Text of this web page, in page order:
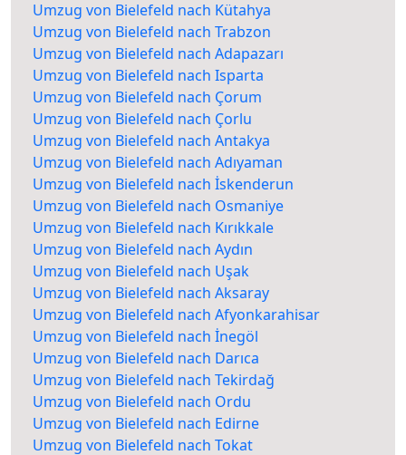
Umzug von Bielefeld nach Kütahya
Umzug von Bielefeld nach Trabzon
Umzug von Bielefeld nach Adapazarı
Umzug von Bielefeld nach Isparta
Umzug von Bielefeld nach Çorum
Umzug von Bielefeld nach Çorlu
Umzug von Bielefeld nach Antakya
Umzug von Bielefeld nach Adıyaman
Umzug von Bielefeld nach İskenderun
Umzug von Bielefeld nach Osmaniye
Umzug von Bielefeld nach Kırıkkale
Umzug von Bielefeld nach Aydın
Umzug von Bielefeld nach Uşak
Umzug von Bielefeld nach Aksaray
Umzug von Bielefeld nach Afyonkarahisar
Umzug von Bielefeld nach İnegöl
Umzug von Bielefeld nach Darıca
Umzug von Bielefeld nach Tekirdağ
Umzug von Bielefeld nach Ordu
Umzug von Bielefeld nach Edirne
Umzug von Bielefeld nach Tokat